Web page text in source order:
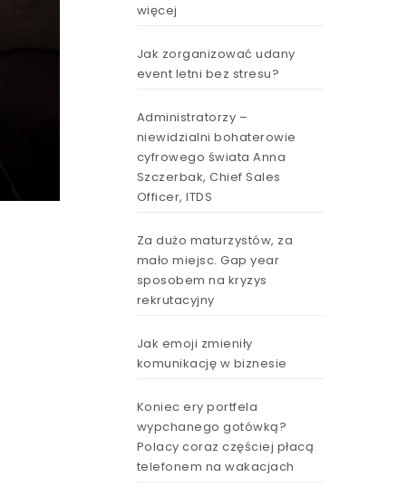
więcej
Jak zorganizować udany
event letni bez stresu?
Administratorzy –
niewidzialni bohaterowie
cyfrowego świata Anna
Szczerbak, Chief Sales
Officer, ITDS
Za dużo maturzystów, za
mało miejsc. Gap year
sposobem na kryzys
rekrutacyjny
Jak emoji zmieniły
komunikację w biznesie
Koniec ery portfela
wypchanego gotówką?
Polacy coraz częściej płacą
telefonem na wakacjach